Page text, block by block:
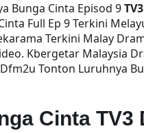
Bunga Cinta Episod 9TV3
Full Ep 9 Terkini
Terkini Malay
Kbergetar Malaysia
Tonton Luruhnya
Cinta TV3